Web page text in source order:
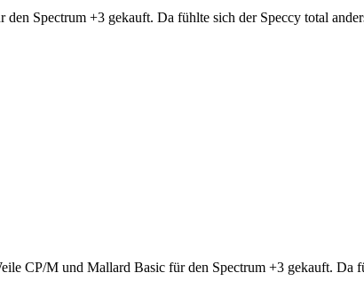
Spectrum +3 gekauft. Da fühlte sich der Speccy total
CP/M und Mallard Basic für den Spectrum +3 gekauft. Da